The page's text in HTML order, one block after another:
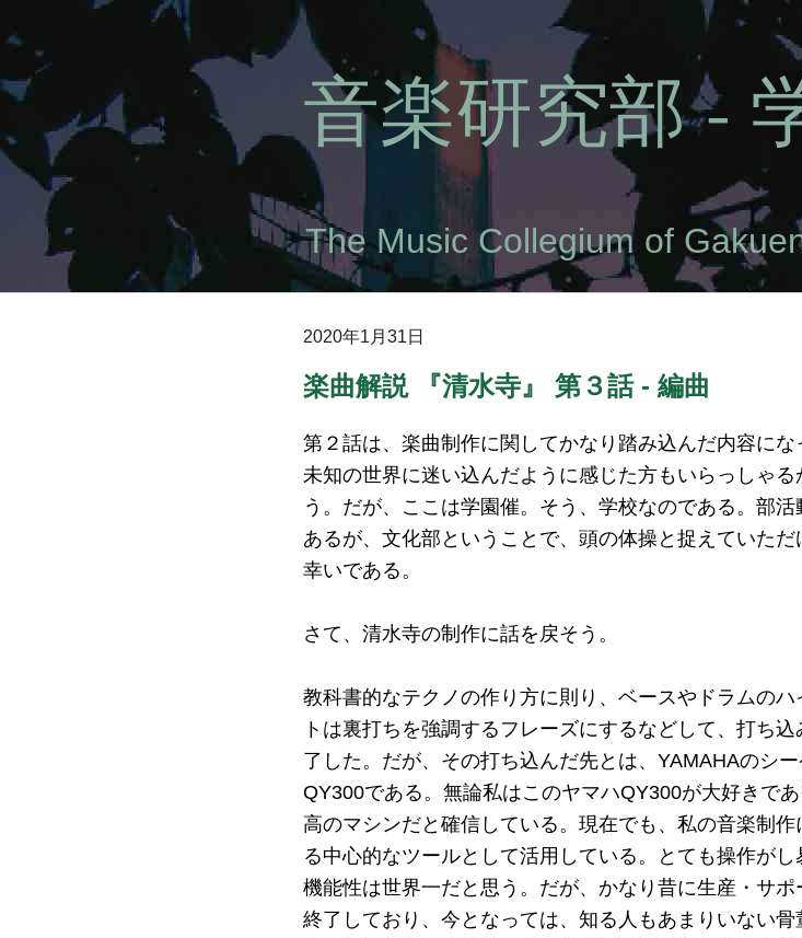
音楽研究部 -
The Music Collegium of
2020年1月31日
楽曲解説 『清水寺』 第３話 - 編曲
第２話は、楽曲制作に関してかなり踏み込んだ内容にな
未知の世界に迷い込んだように感じた方もいらっしゃる
う。だが、ここは学園催。そう、学校なのである。部活
あるが、文化部ということで、頭の体操と捉えていただ
幸いである。
さて、清水寺の制作に話を戻そう。
教科書的なテクノの作り方に則り、ベースやドラムのハ
トは裏打ちを強調するフレーズにするなどして、打ち込
了した。だが、その打ち込んだ先とは、YAMAHAのシ
QY300である。無論私はこのヤマハQY300が大好きで
高のマシンだと確信している。現在でも、私の音楽制作
る中心的なツールとして活用している。とても操作がし
機能性は世界一だと思う。だが、かなり昔に生産・サポ
終了しており、今となっては、知る人もあまりいない骨